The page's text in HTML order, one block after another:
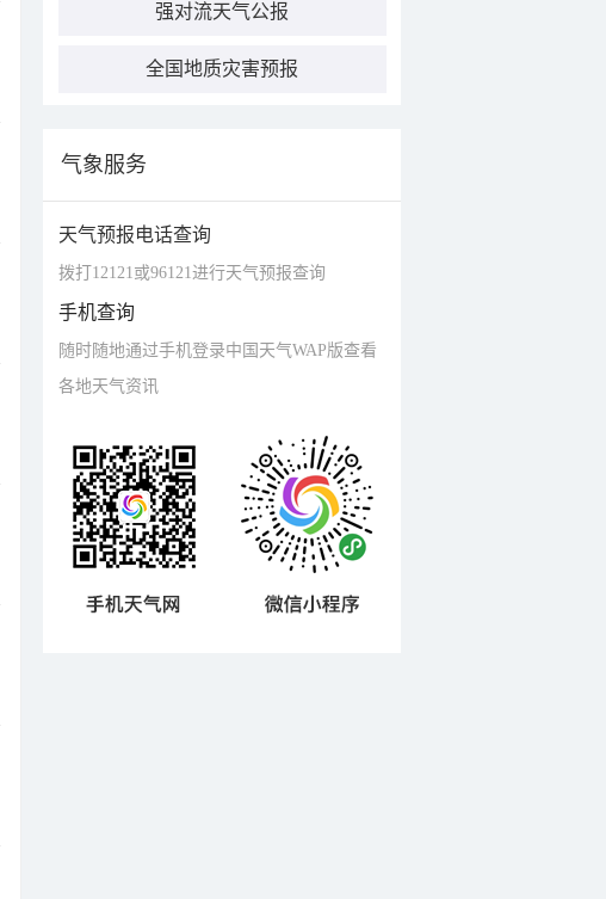
强对流天气公报
全国地质灾害预报
气象服务
天气预报电话查询
拨打12121或96121进行天气预报查询
手机查询
随时随地通过手机登录中国天气WAP版查看
各地天气资讯